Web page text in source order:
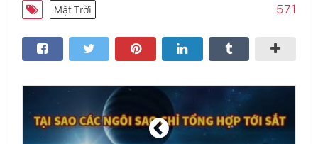
Sao Hỏa Đã Bốc Hơi Như Thế Nào
Mặt Trời 571